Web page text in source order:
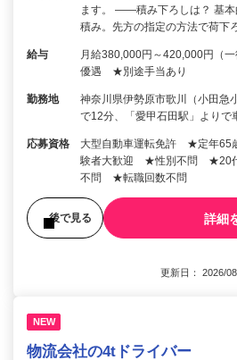
ます。 ――積み下ろしは？ 基本
積み。先方の指定の方法で荷下
給与
月給380,000円～420,000円（
優遇 ★別途手当あり
勤務地
神奈川県伊勢原市歌川（小田急
で12分、「愛甲石田駅」よりで
応募資格
大型自動車運転免許 ★定年
験者大歓迎 ★性別不問 ★20
不問 ★転職回数不問
後で見る 詳細
更新日： 2026/
NEW
物流会社の4tドライバー